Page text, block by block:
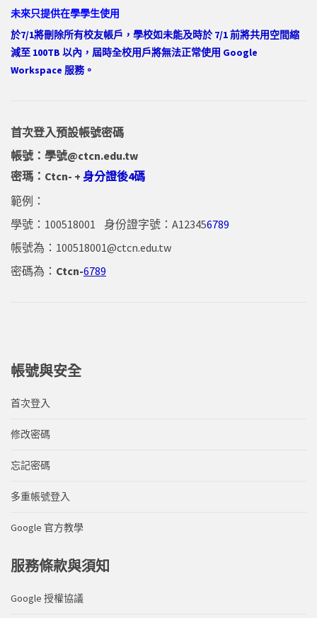
未來只提供在學學生使用
於7/1將刪除所有校友帳戶，學校如未能及時於 7/1 前將共用空間縮
減至 100TB 以內，屆時全校用戶將無法正常使用 Google
Workspace 服務。
首次登入預設帳號密碼
帳號：學號@ctcn.edu.tw
密瑪：Ctcn- + 身分證後4碼
範例：
學號：100518001 身份證字號：A123456789
帳號為： 100518001@ctcn.edu.tw
密碼為： Ctcn-6789
帳號與安全
首次登入
修改密碼
忘記密碼
多重帳號登入
Google 官方教學
服務條款與須知
Google 授權協議